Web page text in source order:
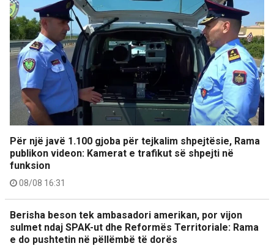
Për një javë 1.100 gjoba për tejkalim shpejtësie, Rama
publikon videon: Kamerat e trafikut së shpejti në
funksion
08/08 16:31
Berisha beson tek ambasadori amerikan, por vijon
sulmet ndaj SPAK-ut dhe Reformës Territoriale: Rama
e do pushtetin në pëllëmbë të dorës